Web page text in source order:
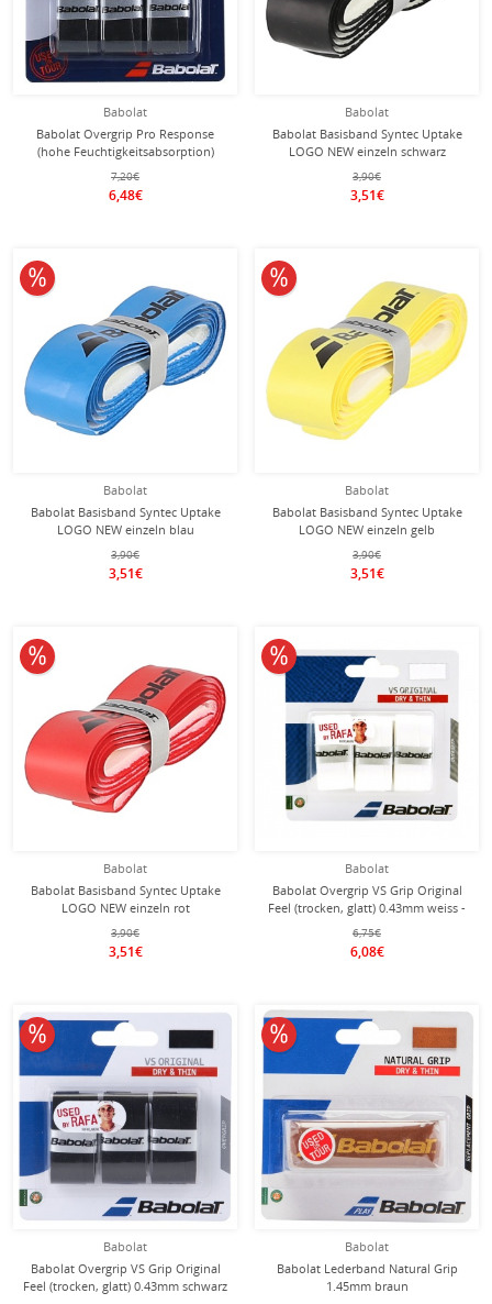
Babolat
Babolat Overgrip Pro Response
(hohe Feuchtigkeitsabsorption)
0.45mm schwarz 3er
7,20€
6,48€
Babolat
Babolat Basisband Syntec Uptake
LOGO NEW einzeln schwarz
3,90€
3,51€
Babolat
Babolat Basisband Syntec Uptake
LOGO NEW einzeln blau
3,90€
3,51€
10% reduziert
Babolat
Babolat Basisband Syntec Uptake
LOGO NEW einzeln gelb
3,90€
3,51€
10% reduziert
Babolat
Babolat Basisband Syntec Uptake
LOGO NEW einzeln rot
3,90€
3,51€
10% reduziert
Babolat
Babolat Overgrip VS Grip Original
Feel (trocken, glatt) 0.43mm weiss -
3 Stück
6,75€
6,08€
10% reduziert
Babolat
Babolat Overgrip VS Grip Original
Feel (trocken, glatt) 0.43mm schwarz
10% reduziert
Babolat
Babolat Lederband Natural Grip
1.45mm braun
10% reduziert